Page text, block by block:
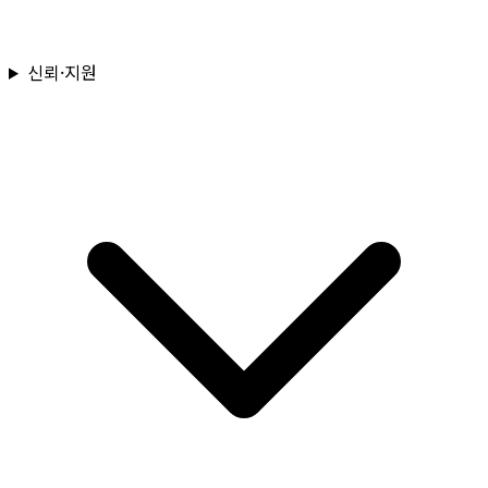
신뢰·지원